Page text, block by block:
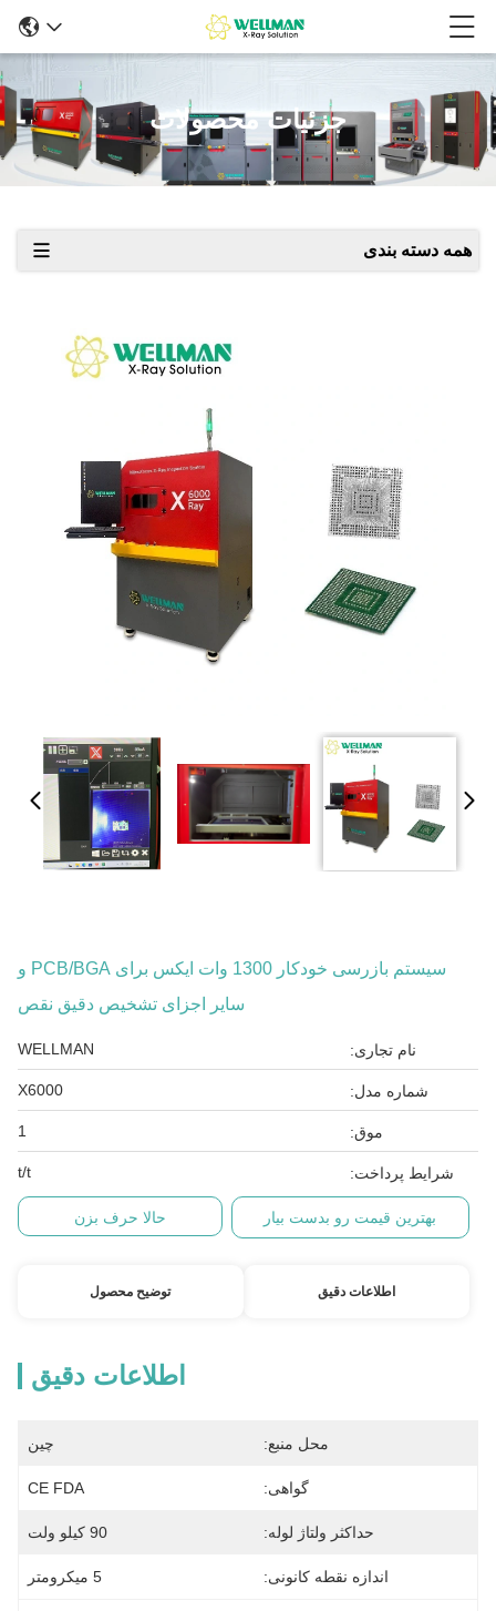
جزئیات محصولات
همه دسته بندی
سیستم بازرسی خودکار 1300 وات ایکس برای PCB/BGA و
سایر اجزای تشخیص دقیق نقص
نام تجاری: WELLMAN
شماره مدل: X6000
موق: 1
شرایط پرداخت: t/t
بهترین قیمت رو بدست بیار حالا حرف بزن
اطلاعات دقیق توضیح محصول
اطلاعات دقیق
محل منبع: چین
گواهی: CE FDA
حداکثر ولتاژ لوله: 90 کیلو ولت
اندازه نقطه کانونی: 5 میکرومتر